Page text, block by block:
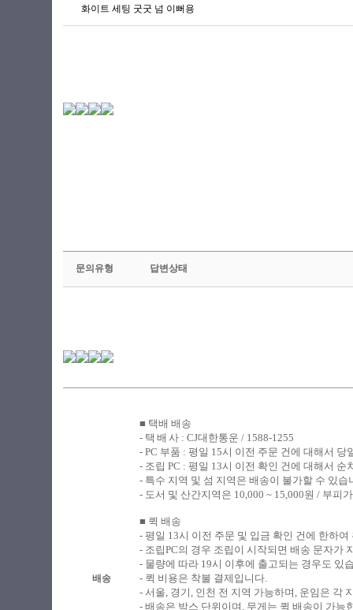
화이트 세팅 굿굿 넘 이뻐용
문의유형 답변상태
배송
■ 택배 배송
​- 택 배 사 : CJ대한통운 / 1588-1255
- PC 부품 : 평일 15시 이전 주문 건에 대해서 당
- 조립 PC : 평일 13시 이전 확인 건에 대해서
- 특수 지역 및 섬 지역은 배송이 불가할 수 있습
- 도서 및 산간지역은 10,000 ~ 15,000원 / 부피
■ 퀵 배송
​- 평일 13시 이전 주문 및 입금 확인 건에 한하
- 조립PC의 경우 조립이 시작되면 배송 문자가
- 물량에 따라 19시 이후에 출고되는 경우도 있
- 퀵 비용은 착불 결제입니다.
- 서울, 경기, 인천 전 지역 가능하며, 운임은 각
- 배송은 박스 단위이며, 무게는 퀵 배송이 가능